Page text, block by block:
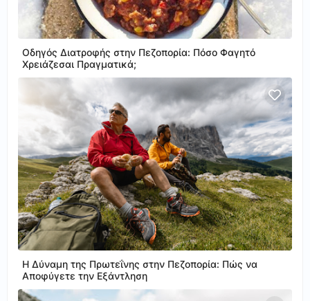
Οδηγός Διατροφής στην Πεζοπορία: Πόσο Φαγητό
Χρειάζεσαι Πραγματικά;
Η Δύναμη της Πρωτεΐνης στην Πεζοπορία: Πώς να
Αποφύγετε την Εξάντληση